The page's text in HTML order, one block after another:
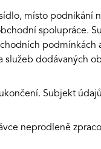
místo podnikání
spolupráce.
podmínkách
dodávaných
Subjekt
neprodleně